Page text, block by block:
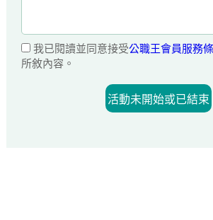
我已閱讀並同意接受公職王會員服務
所敘內容。
活動未開始或已結束